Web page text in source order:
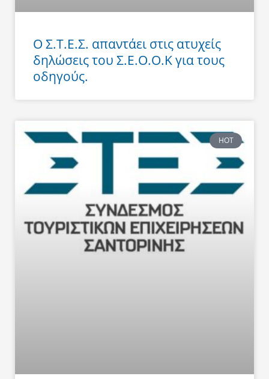
Ο Σ.Τ.Ε.Σ. απαντάει στις ατυχείς
δηλώσεις του Σ.Ε.Ο.Ο.Κ για τους
οδηγούς.
HOT